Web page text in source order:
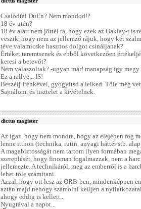
Csalódtál DuEn? Nem mondod!?
18 év után?
18 év alatt nem jöttél rá, hogy ezek az Oaklay-t is
veszik, hogy nem az jellemző rájuk, hogy két
téve valamicske hasznos dolgot csináljanak?
Értéket teremtsenek és ebből következően
keresi a betevőt?
Nem válaszoltak? -ugyan már! manapság így
Ez a rallye... IS!
Beszélj Irénkével, gyógyítsd a lelked. Tőle még
Sajnálom, és tisztelet a kivételnek.
dictus magister
Az igaz, hogy nem mondta, hogy az elejében fog
lenne itthon (technika, rutin, anyagi háttér stb.
A magabiztosságát nem tartom ilyen formában
szereplését, hogy finoman fogalmazzak, nem a
jellemezte. A technikáról, meg az emberről is a
lehet tőle számítani.
Azzal, hogy ott lesz az ORB-ben, mindenképpen
aztán majd nehogy számolni kelljen a
ahogy eddig is kellett...
Nyugtával a napot...